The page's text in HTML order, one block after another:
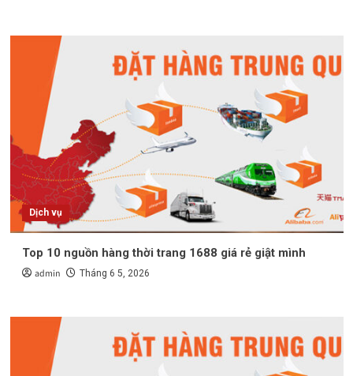
Dịch vụ
Top 10 nguồn hàng thời trang 1688 giá rẻ giật mình
admin Tháng 6 5, 2026